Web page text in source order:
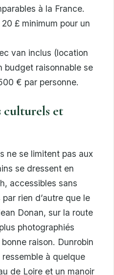
à la France.
£ minimum pour un
van inclus (location
budget raisonnable se
€ par personne.
culturels et
ne se limitent pas aux
se dressent en
accessibles sans
rien d’autre que le
Donan, sur la route
photographiés
raison. Dunrobin
à quelque
de Loire et un manoir